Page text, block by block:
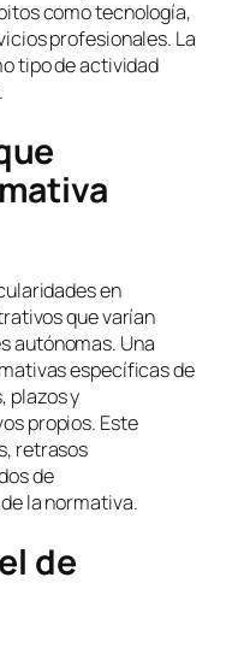
como tecnología,
profesionales. La
tipo de actividad
en
que varían
autónomas. Una
específicas de
plazos y
propios. Este
retrasos
de
la normativa.
de